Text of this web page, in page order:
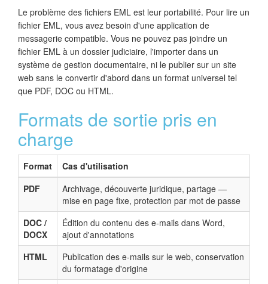
Le problème des fichiers EML est leur portabilité. Pour lire un
fichier EML, vous avez besoin d'une application de
messagerie compatible. Vous ne pouvez pas joindre un
fichier EML à un dossier judiciaire, l'importer dans un
système de gestion documentaire, ni le publier sur un site
web sans le convertir d'abord dans un format universel tel
que PDF, DOC ou HTML.
Formats de sortie pris en
charge
Format
Cas d'utilisation
PDF
Archivage, découverte juridique, partage —
mise en page fixe, protection par mot de passe
DOC /
DOCX
Édition du contenu des e-mails dans Word,
ajout d'annotations
HTML
Publication des e-mails sur le web, conservation
du formatage d'origine